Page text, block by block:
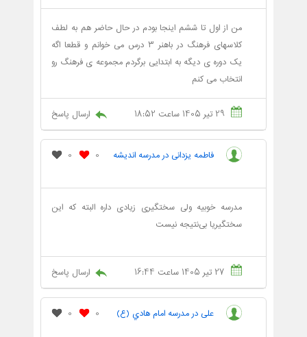
من از اول تا ششم اینجا بودم در حال حاضر هم به لطف
کلاسهای فرهنگ در باهنر ۳ درس می خوانم و قطعا اگه
یک دوره ی دیگه به ابتدایی برگردم مجموعه ی فرهنگ رو
انتخاب می کنم
29 تیر 1405 ساعت 18:52 ارسال پاسخ
فاطمه یزدانی در مدرسه اندیشه 0
0
مدرسه خوبیه ولی سختگیری زیادی داره البته که این
سختگیریا بی‌نتیجه نیست
27 تیر 1405 ساعت 16:44 ارسال پاسخ
علی در مدرسه امام هادي (ع) 0
0